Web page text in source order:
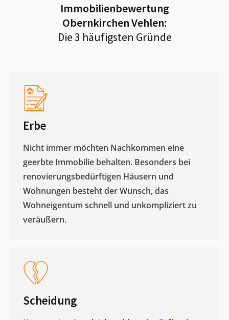
Immobilienbewertung
Obernkirchen Vehlen:
Die 3 häufigsten Gründe
Erbe
Nicht immer möchten Nachkommen eine
geerbte Immobilie behalten. Besonders bei
renovierungsbedürftigen Häusern und
Wohnungen besteht der Wunsch, das
Wohneigentum schnell und unkompliziert zu
veräußern. ​
Scheidung